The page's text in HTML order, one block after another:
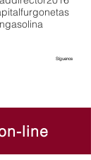
Síguenos
furgonetas
gasolina
line